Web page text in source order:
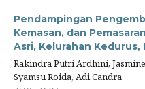
Pendampingan
Kemasan, dan
Asri, Kelurahan Kedurus,
Rakindra Putri Ardhini,
Syamsu Roida, Adi Candra